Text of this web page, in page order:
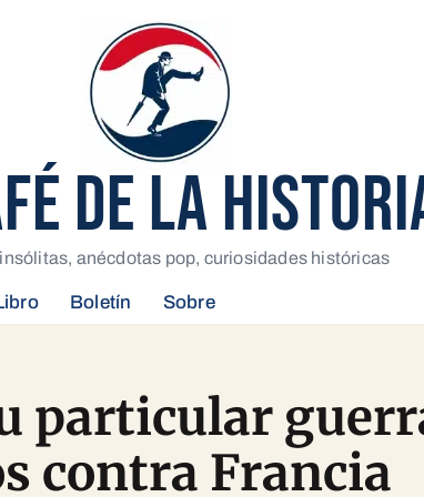
DE LA
anécdotas pop, curiosidades históricas
Boletín Sobre
particular
contra Francia